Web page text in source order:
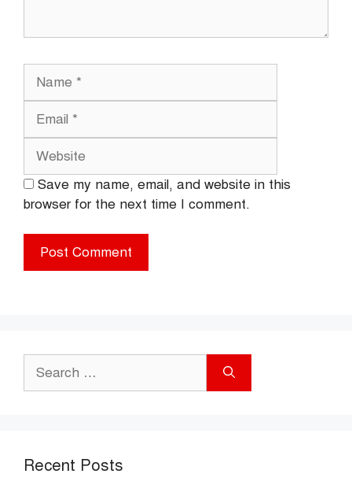
Save my name, email, and website in this
browser for the next time I comment.
for:
Recent Posts